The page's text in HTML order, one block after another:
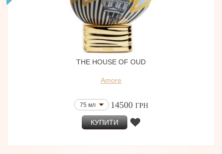
THE HOUSE OF OUD
Amore
75 мл 14500 ГРН
КУПИТИ